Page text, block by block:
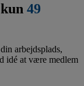
49
arbejdsplads,
idé at være medlem